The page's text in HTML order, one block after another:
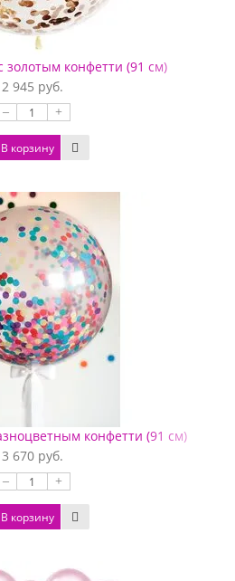
конфетти (91 см)
2 945 руб.
– +
В корзину
конфетти (91 см)
3 670 руб.
– +
В корзину